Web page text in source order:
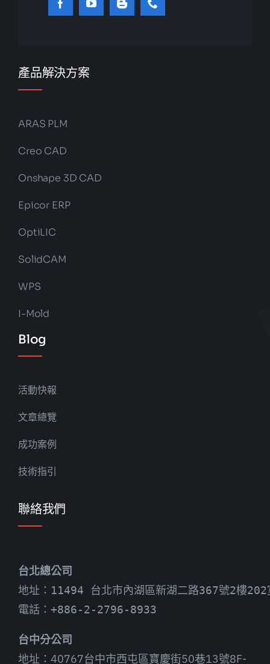
產品解決方案
ARAS PLM
Creo CAD
Onshape 3D CAD
Epicor ERP
OptiLIC
SolidCAM
WPS
I-Mold
Blog
活動快報
文章總覽
成功案例
技術指引
聯絡我們
台北總公司
地址：11494 台北市內湖區新湖二路367號2樓202
電話：+886-2-2796-8933
台中分公司
地址：40767台中市西屯區寶慶街50巷13號8F-